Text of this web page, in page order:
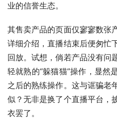
业的信誉生态。
其售卖产品的页面仅寥寥数张
详细介绍，直播结束后便匆忙
回放。试想，倘若产品没有问
轻就熟的“躲猫猫”操作，显然
之后的熟练操作。这与诓骗老
似？无非是换了个直播平台，
衣罢了。